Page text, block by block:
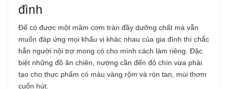
đình
Để có được một mâm cơm tràn đầy dưỡng chất mà vẫn
muốn đáp ứng mọi khẩu vị khác nhau của gia đình thì chắc
hẳn người nội trợ mong có cho mình cách làm riêng. Đặc
biệt những đồ ăn chiên, nướng cần đến độ chín vừa phải
tạo cho thực phẩm có màu vàng rộm và ròn tan, mùi thơm
cuốn hút.